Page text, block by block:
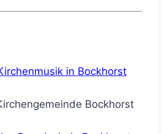
in Bockhorst
Bockhorst